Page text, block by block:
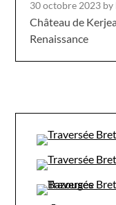
30 octobre 2023 by
Château de
Renaissance